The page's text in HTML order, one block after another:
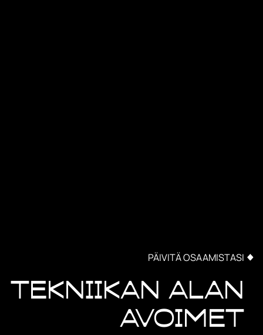
PÄIVITÄ OSAAMISTASI
Tekniikan alan
avoimet